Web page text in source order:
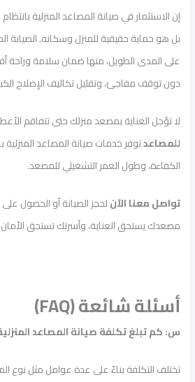
إن الاستثمار في صيانة المصاعد المنزلية
بل هو حماية حقيقية للمنزل وسكانه. الصيانة
على المدى الطويل، منها ضمان سلامة وراحة
دون توقف مفاجئ، وتقليل تكاليف الإصلاح
لا تؤجل العناية بمصعد منزلك حتى تتفاقم
للمصاعدتوفر خدمات صيانة المصاعد المنزلية
الكفاءة، وطول العمر التشغيلي للمصعد.
تواصل معنا الآنلحجز الصيانة أو الحصول
مصعدك يستحق العناية، وأسرتك تستحق الأمان.
أسئلة شائعة (FAQ)
س: كم تبلغ تكلفة صيانة المصاعد
تختلف التكلفة بناءً على عدة عوامل مثل نوع